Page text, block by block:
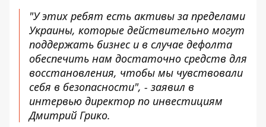
"У этих ребят есть активы за пределами
Украины, которые действительно могут
поддержать бизнес и в случае дефолта
обеспечить нам достаточно средств для
восстановления, чтобы мы чувствовали
себя в безопасности", - заявил в
интервью директор по инвестициям
Дмитрий Грико.